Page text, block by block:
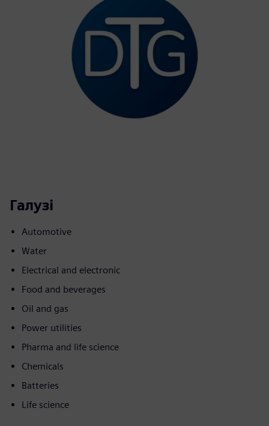
Галузі
Automotive
Water
Electrical and electronic
Food and beverages
Oil and gas
Power utilities
Pharma and life science
Chemicals
Batteries
Life science